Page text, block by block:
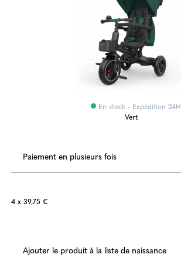
En stock - Expédition 24H
Vert
Paiement en plusieurs fois
4 x 39,75 €
Ajouter le produit à la liste de naissance